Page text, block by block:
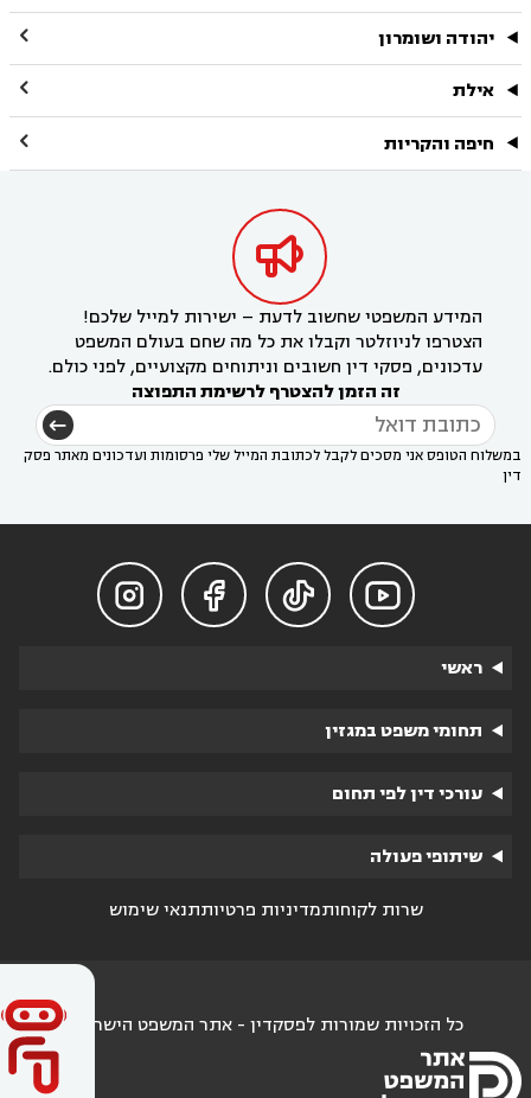
יהודה ושומרון 
אילת 
חיפה והקריות 

המידע המשפטי שחשוב לדעת – ישירות למייל שלכם!
הצטרפו לניוזלטר וקבלו את כל מה שחם בעולם המשפט
עדכונים, פסקי דין חשובים וניתוחים מקצועיים, לפני כולם.
זה הזמן להצטרף לרשימת התפוצה
במשלוח הטופס אני מסכים לקבל לכתובת המייל שלי פרסומות ועדכונים מאתר פסק
דין




ראשי
תחומי משפט במגזין
עורכי דין לפי תחום
שיתופי פעולה
שרות לקוחותמדיניות פרטיותתנאי שימוש
כל הזכויות שמורות לפסקדין - אתר המשפט הישראלי